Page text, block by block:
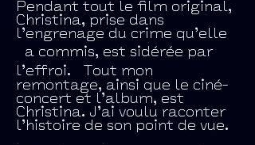
Pendant tout le film original,
Christina, prise dans
l’engrenage du crime qu’elle
a commis, est sidérée par
l’effroi. Tout mon
remontage, ainsi que le ciné-
concert et l’album, est
Christina. J’ai voulu raconter
l’histoire de son point de vue.